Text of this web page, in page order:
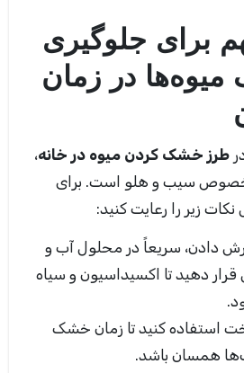
برای جلوگیری
میوه‌ها در زمان
طرز خشک کردن میوه در خانه،
خصوص سیب و هلو است. برای
زیر را رعایت کنید:
دادن، سریعاً در محلول آب و
قرار دهید تا اکسیداسیون و سیاه
استفاده کنید تا زمان خشک
همسان باشد.